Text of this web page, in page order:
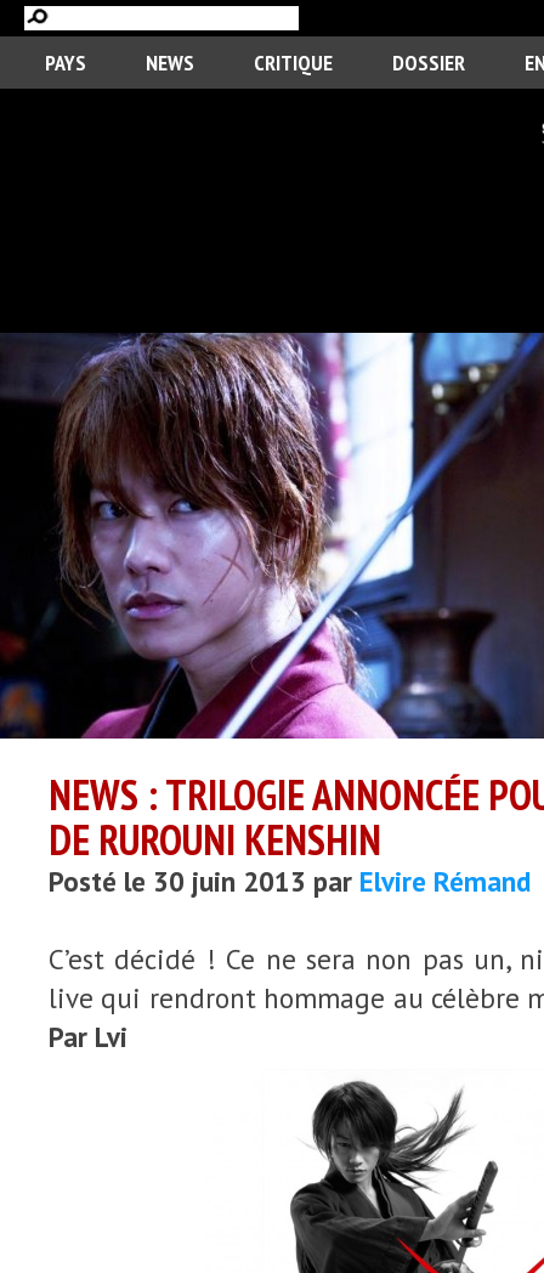
PAYS NEWS CRITIQUE DOSSIER
NEWS : TRILOGIE ANNONCÉE
DE RUROUNI KENSHIN
Posté le 30 juin 2013 par Elvire Rémand
C’est décidé ! Ce ne sera non pas un,
live qui rendront hommage au célèbre
Par Lvi